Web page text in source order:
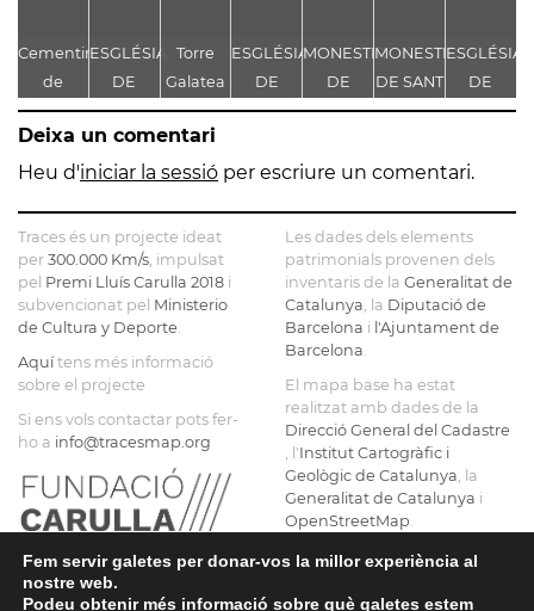
Cementiri
de
Sinera
ESGLÉSIA
DE
SANTA
MARIA
DE
Torre
Galatea
ESGLÉSIA
DE
SANTA
MONESTIR
DE
SANTA
DE
MONESTIR
DE SANT
ESTEVE
ESGLÉSIA
DE
SANTA
Deixa un comentari
Heu d'iniciar la sessió per escriure un comentari.
Traces és un projecte ideat
per 300.000 Km/s , impulsat
pel Premi Lluís Carulla 2018 i
subvencionat pel Ministerio
de Cultura y Deporte
Aquítens més informació
sobre el projecte
Si ens vols contactar pots fer-
ho a info@tracesmap.org
Les dades dels elements
patrimonials provenen dels
inventaris de la Generalitat de
Catalunya , la Diputació de
Barcelona i l'Ajuntament de
Barcelona
El mapa base ha estat
realitzat amb dades de la
Direcció General del Cadastre
, l'Institut Cartogràfic i
Geològic de Catalunya , la
Generalitat de Catalunya i
OpenStreetMap
Fem servir galetes per donar-vos la millor experiència al
nostre web.
Podeu obtenir més informació sobre què galetes estem